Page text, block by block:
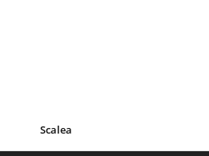
Scalea